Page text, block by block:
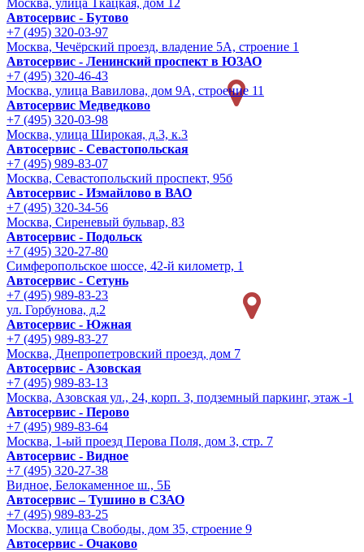
Москва, улица Ткацкая, дом 12
Автосервис - Бутово
+7 (495) 320-03-97
Москва, Чечёрский проезд, владение 5А, строение 1
Автосервис - Ленинский проспект в ЮЗАО
+7 (495) 320-46-43
Москва, улица Вавилова, дом 9A, строение 11
Автосервис Медведково
+7 (495) 320-03-98
Москва, улица Широкая, д.3, к.3
Автосервис - Cевастопольская
+7 (495) 989-83-07
Москва, Севастопольский проспект, 95б
Автосервис - Измайлово в ВАО
+7 (495) 320-34-56
Москва, Сиреневый бульвар, 83
Автосервис - Подольск
+7 (495) 320-27-80
Симферопольское шоссе, 42-й километр, 1
Автосервис - Сетунь
+7 (495) 989-83-23
ул. Горбунова, д.2
Автосервис - Южная
+7 (495) 989-83-27
Москва, Днепропетровский проезд, дом 7
Автосервис - Азовская
+7 (495) 989-83-13
Москва, Азовская ул., 24, корп. 3, подземный паркинг, этаж -1
Автосервис - Перово
+7 (495) 989-83-64
Москва, 1-ый проезд Перова Поля, дом 3, стр. 7
Автосервис - Видное
+7 (495) 320-27-38
Видное, Белокаменное ш., 5Б
Автосервис – Тушино в СЗАО
+7 (495) 989-83-25
Москва, улица Свободы, дом 35, строение 9
Автосервис - Очаково